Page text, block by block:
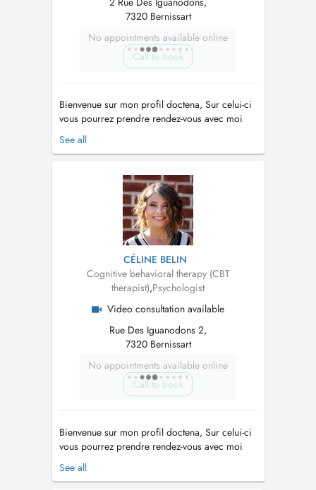
7320 Bernissart
No appointments available online
Call to book
Bienvenue sur mon profil doctena, Sur celui-ci
vous pourrez prendre rendez-vous avec moi
pour une séance en cabinet, en extérieur
(walking therapy) ou en visio-conférence. Ma
chemin de votre mieux-être et avancer vers ce
qui est important pour vous dans cette...
See all
CÉLINE BELIN
Cognitive behavioral therapy (CBT
therapist),Psychologist
Video consultation available
Rue Des Iguanodons 2,
7320 Bernissart
No appointments available online
Call to book
Bienvenue sur mon profil doctena, Sur celui-ci
vous pourrez prendre rendez-vous avec moi
pour une séance en cabinet, en extérieur
(walking therapy) ou en visio-conférence. Ma
See all